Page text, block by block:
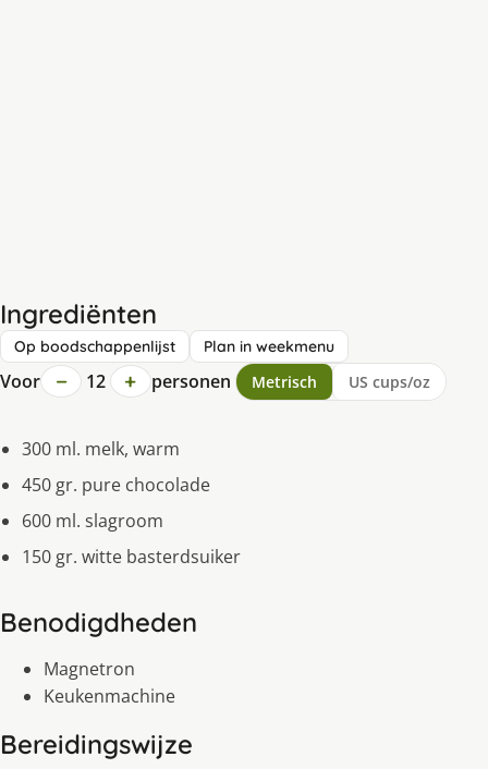
Ingrediënten
Op boodschappenlijst Plan in weekmenu
Voor − 12 + personen Metrisch US cups/oz
300 ml. melk, warm
450 gr. pure chocolade
600 ml. slagroom
150 gr. witte basterdsuiker
Benodigdheden
Magnetron
Keukenmachine
Bereidingswijze